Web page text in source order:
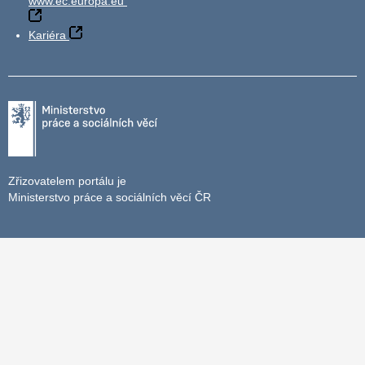
Kariéra
Zřizovatelem portálu je
Ministerstvo práce a sociálních věcí ČR